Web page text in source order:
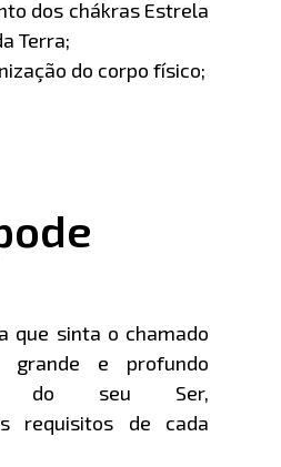
dos chákras Estrela
Terra;
do corpo físico;
que sinta o chamado
e profundo
do seu Ser,
requisitos de cada